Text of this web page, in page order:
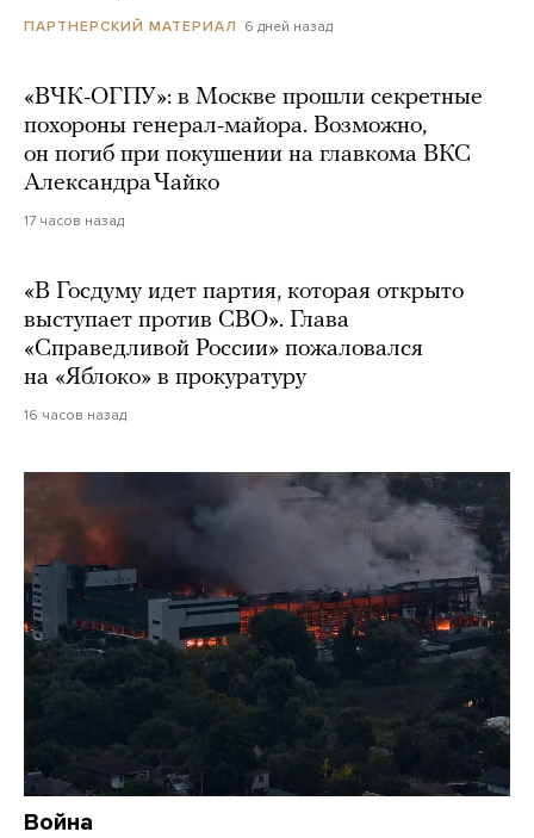
ПАРТНЕРСКИЙ МАТЕРИАЛ 6 дней назад
«ВЧК-ОГПУ»: в Москве прошли секретные
похороны генерал-майора. Возможно,
он погиб при покушении на главкома ВКС
Александра Чайко
17 часов назад
«В Госдуму идет партия, которая открыто
выступает против СВО». Глава
«Справедливой России» пожаловался
на «Яблоко» в прокуратуру
16 часов назад
Война